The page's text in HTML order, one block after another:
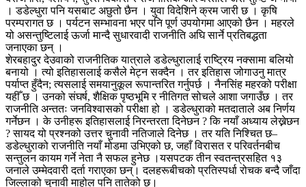
। डडेल्धुरा पनि यसबाट अछुतो छैन । युवा विदेशिने क्रम जारी छ । कृषि
परम्परागत छ । पर्यटन सम्भावना भएर पनि पूर्ण उपयोगमा आएको छैन । महरले
यो असन्तुष्टिलाई ऊर्जा मान्दै सुधारवादी राजनीति अघि सार्ने प्रतिबद्धता
जनाएका छन् ।
शेरबहादुर देउवाको राजनीतिक यात्राले डडेल्धुरालाई राष्ट्रिय नक्सामा बलियो
बनायो । त्यो इतिहासलाई कसैले मेट्न सक्दैन । तर इतिहास जोगाउनु मात्र
पर्याप्त हुँदैन; त्यसलाई समयानुकूल रूपान्तरित गर्नुपर्छ । नैनसिंह महरको परीक्षा
यहीँ छ । उनको संघर्ष, शैक्षिक पृष्ठभूमि र नीतिगत सोचले आशा जगाउँछ । तर
राजनीति अन्ततः जनविश्वासको परीक्षा हो । डडेल्धुराको मतदाताले अब निर्णय
गर्नेछन । के उनीहरू इतिहासलाई निरन्तरता दिनेछन ? कि नयाँ अध्याय लेख्नेछन
? सायद यो प्रश्नको उत्तर चुनावी नतिजाले दिनेछ । तर यति निश्चित छ–
डडेल्धुराको राजनीति नयाँ मोडमा उभिएको छ, जहाँ विरासत र परिवर्तनबीच
सन्तुलन कायम गर्ने नेता नै सफल हुनेछ ।यसपटक तीन स्वतन्त्रसहित १३
जनाले उम्मेदवारी दर्ता गराएका छन्। दलहरूबीचको प्रतिस्पर्धा रोचक बन्दै जाँदा
जिल्लाको चुनावी माहोल पनि तातेको छ।